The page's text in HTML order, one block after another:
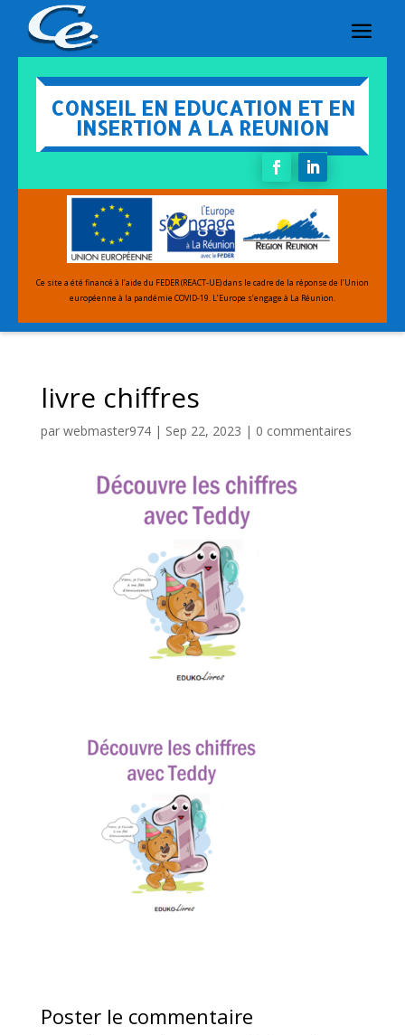
CONSEIL EN EDUCATION ET EN
INSERTION A LA REUNION
Ce site a été financé à l’aide du FEDER (REACT-UE) dans le cadre de la réponse de l’Union
européenne à la pandémie COVID-19. L’Europe s’engage à La Réunion.
livre chiffres
par webmaster974| Sep 22, 2023 | 0 commentaires
Poster le commentaire